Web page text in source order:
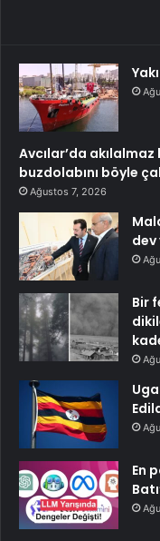
Avcılar’da akılalmaz
buzdolabını böyle
Ağustos 7, 2026
dev
Bir
En